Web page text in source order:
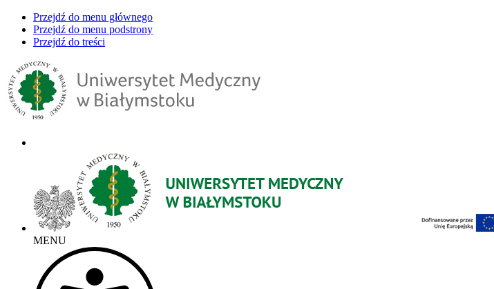
Przejdź do menu głównego
Przejdź do menu podstrony
Przejdź do treści
MENU